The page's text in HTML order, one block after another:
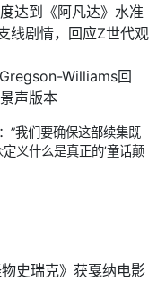
达到《阿凡达》水准
线剧情，回应Z世代观
Williams回
声版本
”我们要确保这部续集既
义什么是真正的’童话颠
史瑞克》获戛纳电影